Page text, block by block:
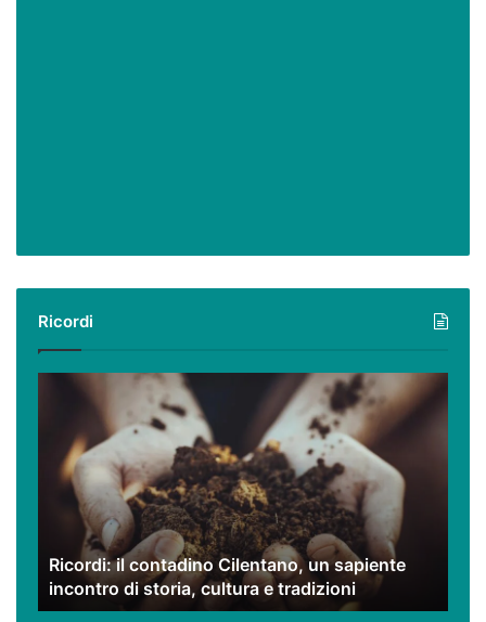
Ricordi
Ricordi:
Cilentano,
sapiente
incontro
storia,
cultura
e
Ricordi: il contadino Cilentano, un sapiente
incontro di storia, cultura e tradizioni